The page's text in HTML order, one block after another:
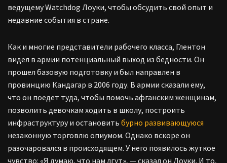
ведущему Watchdog Лоуки, чтобы обсудить свой опыт и
недавние события в стране.
Как и многие представители рабочего класса, Глентон
видел в армии потенциальный выход из бедности. Он
прошел базовую подготовку и был направлен в
провинцию Кандагар в 2006 году. В армии сказали ему,
что он поедет туда, чтобы помочь афганским женщинам,
позволить девочкам ходить в школу, построить
инфраструктуру и остановить бурно развивающуюся
незаконную торговлю опиумом. Однако вскоре он
разочаровался в происходящем. У него появилось жуткое
чувство: «Я думаю, что нам лгут», — сказал он Лоуки. И то,